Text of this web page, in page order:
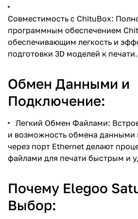
Совместимость с ChituBox:
программным обеспечением
обеспечивающим легкость и
подготовки 3D моделей к печати.
Обмен Данными и
Подключение:
Легкий Обмен Файлами:
и возможность обмена данными
через порт Ethernet делают
файлами для печати быстрым и
Почему Elegoo
Выбор: